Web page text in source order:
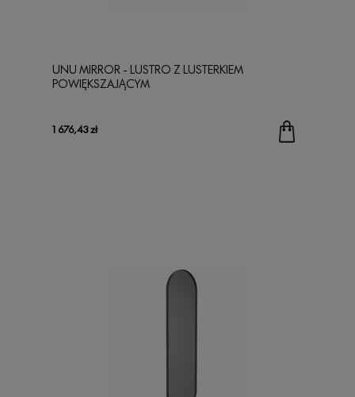
UNU MIRROR - LUSTRO Z LUSTERKIEM
POWIĘKSZAJĄCYM
1 676,43 zł